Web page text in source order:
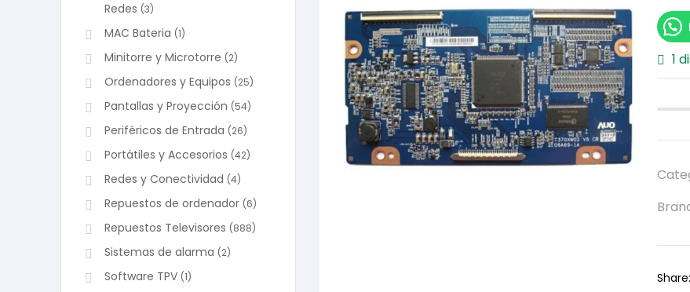
1
Share:
Redes (3)
MAC Bateria (1)
Minitorre y Microtorre (2)
Ordenadores y Equipos (25)
Pantallas y Proyección (54)
Periféricos de Entrada (26)
Portátiles y Accesorios (42)
Redes y Conectividad (4)
Repuestos de ordenador (6)
Repuestos Televisores (888)
Sistemas de alarma (2)
Software TPV (1)